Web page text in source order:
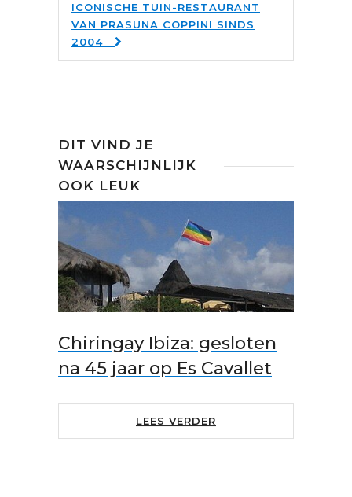
ICONISCHE TUIN-RESTAURANT
VAN PRASUNA COPPINI SINDS
2004
DIT VIND JE
WAARSCHIJNLIJK
OOK LEUK
Chiringay Ibiza: gesloten
na 45 jaar op Es Cavallet
LEES VERDER